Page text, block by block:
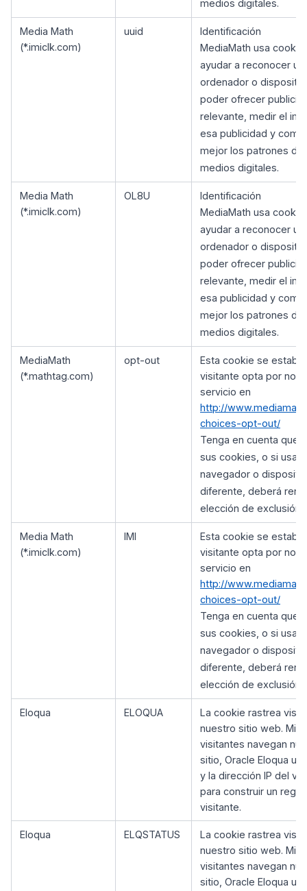
medios digitales.
Media Math
(*.imiclk.com)
uuid
Identificación
MediaMath usa
ayudar a reconocer un
ordenador o
poder ofrecer
relevante, medir el
esa publicidad y
mejor los patrones de
medios digitales.
Media Math
(*.imiclk.com)
OL8U
Identificación
MediaMath usa
ayudar a reconocer un
ordenador o
poder ofrecer
relevante, medir el
esa publicidad y
mejor los patrones de
medios digitales.
MediaMath
(*.mathtag.com)
opt-out
Esta cookie se
visitante opta por no
servicio en
http://
choices-opt-out/
Tenga en cuenta que
sus cookies, o si usa
navegador o
diferente, deberá
elección de exclusión.
Media Math
(*.imiclk.com)
IMI
Esta cookie se
visitante opta por no
servicio en
http://
choices-opt-out/
Tenga en cuenta que
sus cookies, o si usa
navegador o
diferente, deberá
elección de exclusión.
Eloqua ELOQUA
La cookie rastrea
nuestro sitio web.
visitantes navegan
sitio, Oracle Eloqua
y la dirección IP del
para construir un
visitante.
Eloqua ELQSTATUS
La cookie rastrea
nuestro sitio web.
visitantes navegan
sitio, Oracle Eloqua